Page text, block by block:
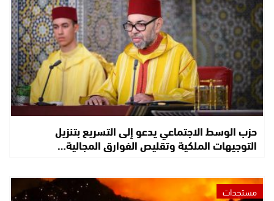
حزب الوسط الاجتماعي يدعو إلى التسريع بتنزيل
التوجيهات الملكية وتقليص الفوارق المجالية…
مستجدات